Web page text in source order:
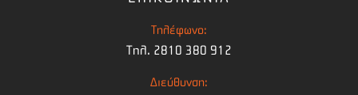
Τηλέφωνο:
Τηλ. 2810 380 912
Διεύθυνση: